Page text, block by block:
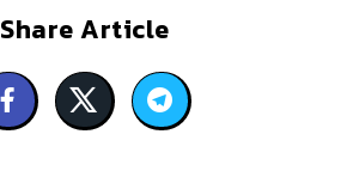
Share Article